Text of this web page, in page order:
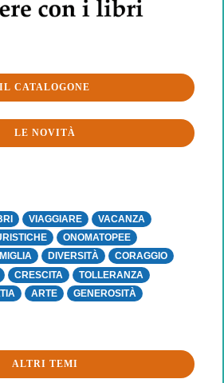
IL CATALOGONE
LE NOVITÀ
VIAGGIARE
VACANZA
ONOMATOPEE
DIVERSITÀ
CORAGGIO
CRESCITA
TOLLERANZA
ARTE
GENEROSITÀ
ALTRI TEMI